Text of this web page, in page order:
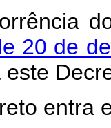
20 de
este
entra